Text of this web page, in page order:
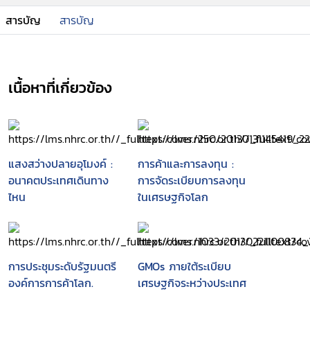
สารบัญ สารบัญ
เนื้อหาที่เกี่ยวข้อง
แสงสว่างปลายอุโมงค์ :
อนาคตประเทศเดินทาง
ไหน
การค้าและการลงทุน :
การจัดระเบียบการลงทุน
ในเศรษฐกิจโลก
การประชุมระดับรัฐมนตรี
องค์การการค้าโลก.
GMOs ภายใต้ระเบียบ
เศรษฐกิจระหว่างประเทศ